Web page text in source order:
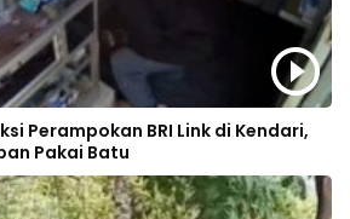
Perampokan BRI Link di Kendari,
Pakai Batu